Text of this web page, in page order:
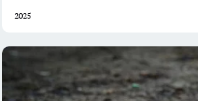
2025